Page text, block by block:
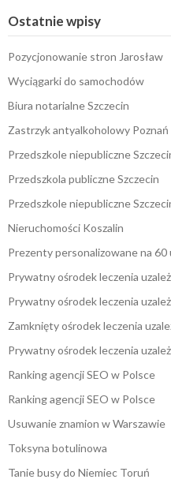
Ostatnie wpisy
Pozycjonowanie stron Jarosław
Wyciągarki do samochodów
Biura notarialne Szczecin
Zastrzyk antyalkoholowy Poznań
Przedszkole niepubliczne
Przedszkola publiczne Szczecin
Przedszkole niepubliczne
Nieruchomości Koszalin
Prezenty personalizowane na 60
Prywatny ośrodek leczenia
Prywatny ośrodek leczenia
Zamknięty ośrodek leczenia
Prywatny ośrodek leczenia
Ranking agencji SEO w Polsce
Ranking agencji SEO w Polsce
Usuwanie znamion w Warszawie
Toksyna botulinowa
Tanie busy do Niemiec Toruń